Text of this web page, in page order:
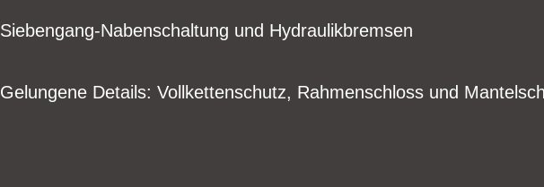
Siebengang-Nabenschaltung und Hydraulikbremsen
Gelungene Details: Vollkettenschutz, Rahmenschloss und